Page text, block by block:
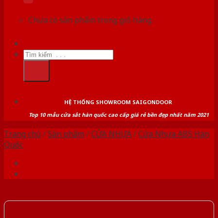
Chưa có sản phẩm trong giỏ hàng.
Tìm
kiếm:
HỆ THỐNG SHOWROOM SAIGONDOOR
Top 10 mẫu cửa sắt hàn quốc cao cấp giá rẻ bền đẹp nhất năm 2021
Trang chủ /Sản phẩm /CỬA NHỰA/Cửa Nhựa ABS Hàn
Quốc